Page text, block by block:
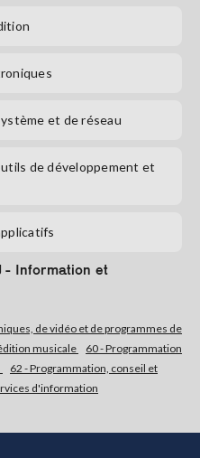
et de réseau
de développement et
- Information et
de vidéo et de programmes de
musicale
60 - Programmation
62 - Programmation, conseil et
d'information